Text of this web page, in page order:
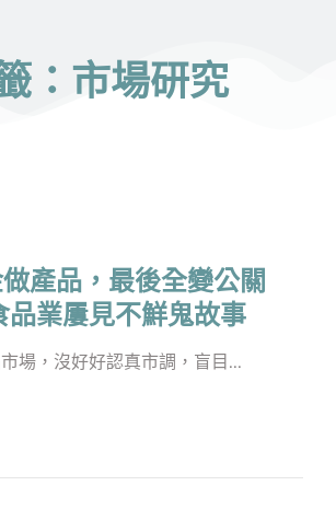
：市場研究
產品，最後全變公關
品業屢見不鮮鬼故事
場，沒好好認真市調，盲目...